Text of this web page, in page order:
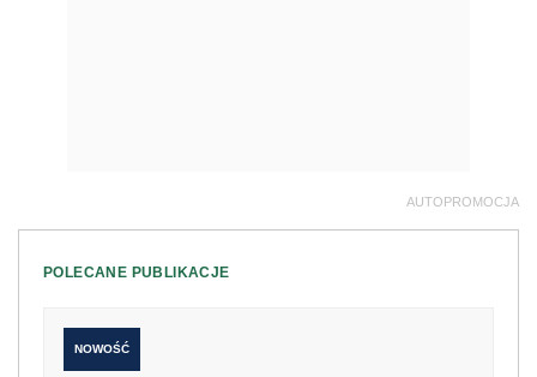
AUTOPROMOCJA
POLECANE PUBLIKACJE
NOWOŚĆ